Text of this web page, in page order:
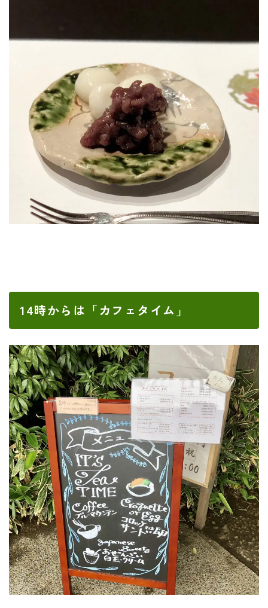
14時からは「カフェタイム」